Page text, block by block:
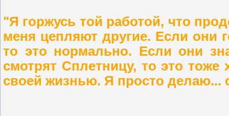
"Я горжусь той работой, что
меня цепляют другие. Если они
то это нормально. Если они
смотрят Сплетницу, то это
своей жизнью. Я просто делаю...